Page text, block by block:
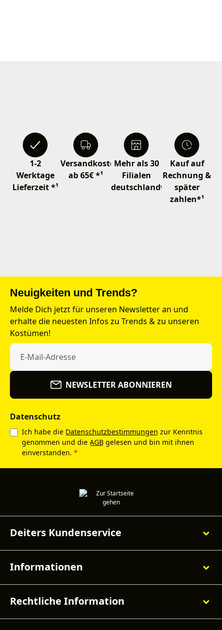
1-2
Werktage
Lieferzeit *¹
Versandkostenfrei
ab 65€ *¹
Mehr als 30
Filialen
deutschlandweit
Kauf auf
Rechnung &
später
zahlen*¹
Neuigkeiten und Trends?
Melde Dich jetzt für unseren Newsletter an und
erhalte die neuesten Infos zu Trends & zu unseren
Kostümen!
NEWSLETTER ABONNIEREN
Datenschutz
Ich habe die Datenschutzbestimmungen zur Kenntnis
genommen und die AGB gelesen und bin mit ihnen
einverstanden. *
Deiters Kundenservice
Informationen
Rechtliche Information